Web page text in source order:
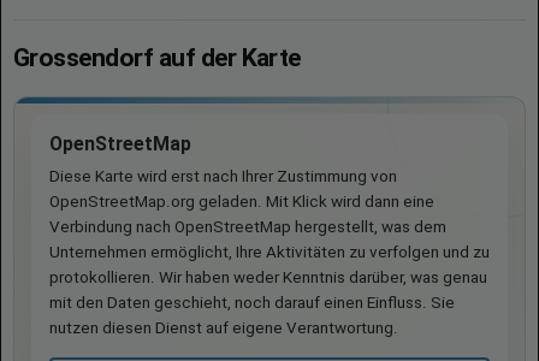
Grossendorf auf der Karte
OpenStreetMap
Diese Karte wird erst nach Ihrer Zustimmung von
OpenStreetMap.org geladen. Mit Klick wird dann eine
Verbindung nach OpenStreetMap hergestellt, was dem
Unternehmen ermöglicht, Ihre Aktivitäten zu verfolgen und zu
protokollieren. Wir haben weder Kenntnis darüber, was genau
mit den Daten geschieht, noch darauf einen Einfluss. Sie
nutzen diesen Dienst auf eigene Verantwortung.